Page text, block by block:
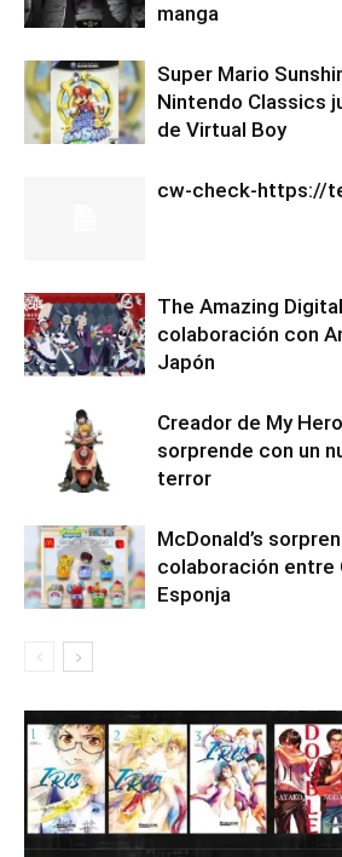
manga
Super Mario
Nintendo Classics
de Virtual Boy
cw-check-https://
The Amazing
colaboración con
Japón
Creador de My
sorprende con un
terror
McDonald’s
colaboración entre
Esponja